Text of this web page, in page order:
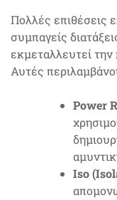
Πολλές επιθέσεις
συμπαγείς
εκμεταλλευτεί
Αυτές
Power
Iso